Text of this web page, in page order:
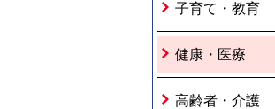
子育て・教育
健康・医療
高齢者・介護